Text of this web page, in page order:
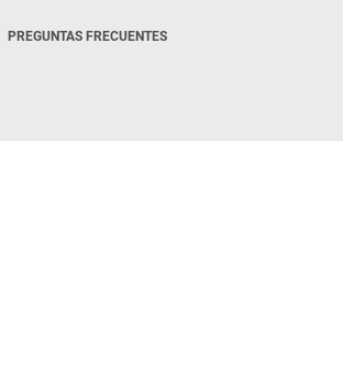
PREGUNTAS FRECUENTES